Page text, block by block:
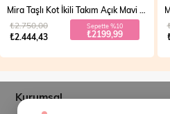
₺2.444,43
₺2.750,00 Sepette %10
₺2199,99
Kurumsal